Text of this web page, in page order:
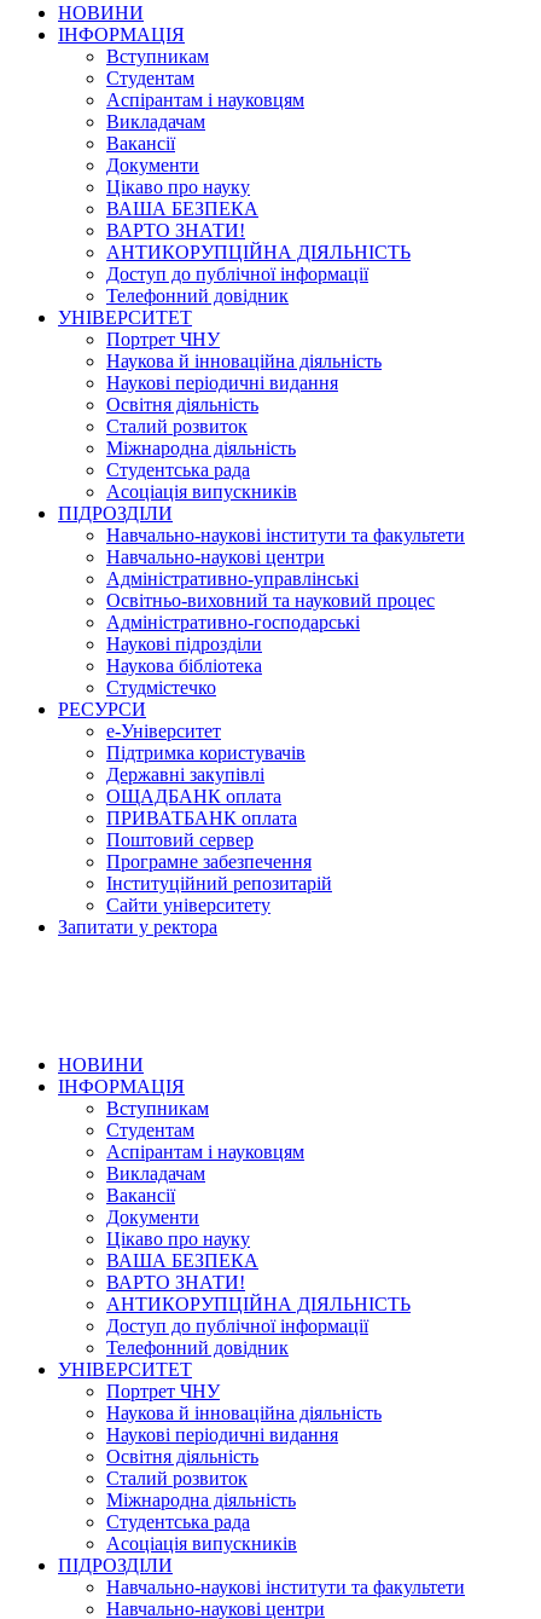
НОВИНИ
ІНФОРМАЦІЯ
Вступникам
Студентам
Аспірантам і науковцям
Викладачам
Вакансії
Документи
Цікаво про науку
ВАША БЕЗПЕКА
ВАРТО ЗНАТИ!
АНТИКОРУПЦІЙНА ДІЯЛЬНІСТЬ
Доступ до публічної інформації
Телефонний довідник
УНІВЕРСИТЕТ
Портрет ЧНУ
Наукова й інноваційна діяльність
Наукові періодичні видання
Освітня діяльність
Сталий розвиток
Міжнародна діяльність
Студентська рада
Асоціація випускників
ПІДРОЗДІЛИ
Навчально-наукові інститути та факультети
Навчально-наукові центри
Адміністративно-управлінські
Освітньо-виховний та науковий процес
Адміністративно-господарські
Наукові підрозділи
Наукова бібліотека
Студмістечко
РЕСУРСИ
е-Університет
Підтримка користувачів
Державні закупівлі
ОЩАДБАНК оплата
ПРИВАТБАНК оплата
Поштовий сервер
Програмне забезпечення
Інституційний репозитарій
Сайти університету
Запитати у ректора
НОВИНИ
ІНФОРМАЦІЯ
Вступникам
Студентам
Аспірантам і науковцям
Викладачам
Вакансії
Документи
Цікаво про науку
ВАША БЕЗПЕКА
ВАРТО ЗНАТИ!
АНТИКОРУПЦІЙНА ДІЯЛЬНІСТЬ
Доступ до публічної інформації
Телефонний довідник
УНІВЕРСИТЕТ
Портрет ЧНУ
Наукова й інноваційна діяльність
Наукові періодичні видання
Освітня діяльність
Сталий розвиток
Міжнародна діяльність
Студентська рада
Асоціація випускників
ПІДРОЗДІЛИ
Навчально-наукові інститути та факультети
Навчально-наукові центри